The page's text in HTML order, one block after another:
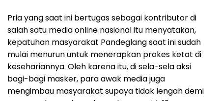
Pria yang saat ini bertugas sebagai kontributor di
salah satu media online nasional itu menyatakan,
kepatuhan masyarakat Pandeglang saat ini sudah
mulai menurun untuk menerapkan prokes ketat di
kesehariannya. Oleh karena itu, di sela-sela aksi
bagi-bagi masker, para awak media juga
mengimbau masyarakat supaya tidak lengah demi